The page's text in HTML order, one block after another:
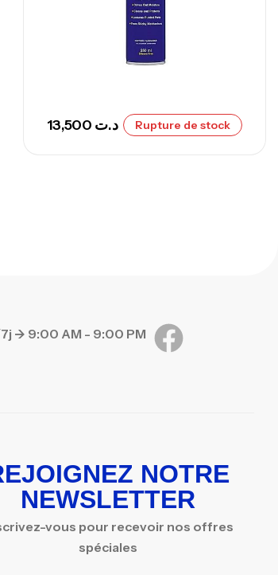
Cove 420 Cm 100
د.ت Rupture de stock
-> 9:00 AM - 9:00 PM
NOTRE
NEWSLETTER
vous pour recevoir nos offres
spéciales